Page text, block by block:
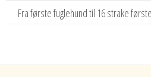
Fra første fuglehund til 16 strake